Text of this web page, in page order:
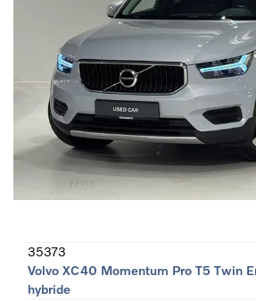
35373
Volvo XC40 Momentum Pro T5 Twin
hybride